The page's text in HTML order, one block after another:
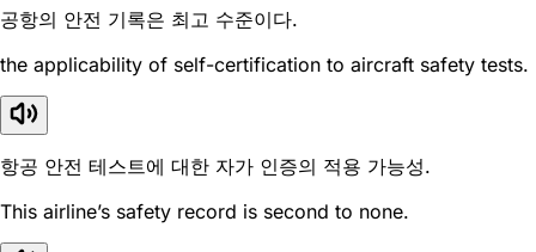
공항의 안전 기록은 최고 수준이다.
the applicability of self-certification to aircraft safety tests.
항공 안전 테스트에 대한 자가 인증의 적용 가능성.
This airline’s safety record is second to none.